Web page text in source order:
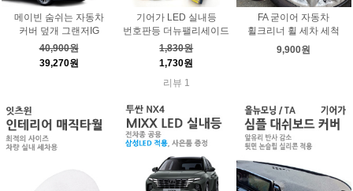
메이빈 숨쉬는 자동차
커버 덮개 그랜저IG
40,900원
39,270원
기어가 LED 실내등
번호판등 더뉴팰리세이드
1,830원
1,730원
리뷰 1
FA 굳이어 자동차
휠크리너 휠 세차 세척
9,900원